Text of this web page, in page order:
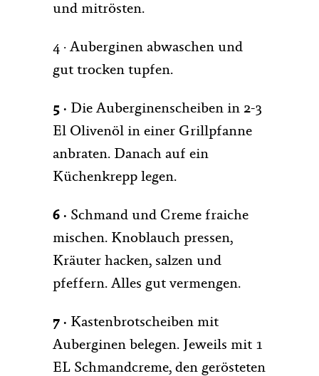
und mitrösten.
4 · Auberginen abwaschen und
gut trocken tupfen.
5 · Die Auberginenscheiben in 2-3
El Olivenöl in einer Grillpfanne
anbraten. Danach auf ein
Küchenkrepp legen.
6 · Schmand und Creme fraiche
mischen. Knoblauch pressen,
Kräuter hacken, salzen und
pfeffern. Alles gut vermengen.
7 · Kastenbrotscheiben mit
Auberginen belegen. Jeweils mit 1
EL Schmandcreme, den gerösteten